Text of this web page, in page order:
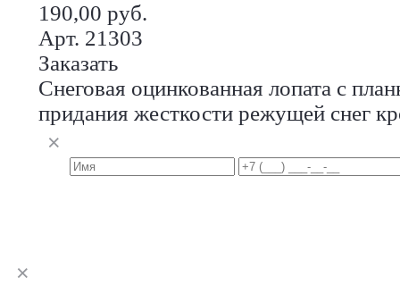
190,00 руб.
Арт. 21303
Заказать
Снеговая оцинкованная лопата с
придания жесткости режущей снег